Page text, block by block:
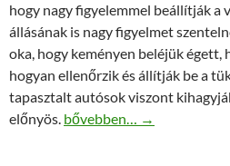
hogy nagy figyelemmel beállítják a
állásának is nagy figyelmet
oka, hogy keményen beléjük égett,
hogyan ellenőrzik és állítják be a
tapasztalt autósok viszont
előnyös. Hogyan kell helyesen
bővebben… →